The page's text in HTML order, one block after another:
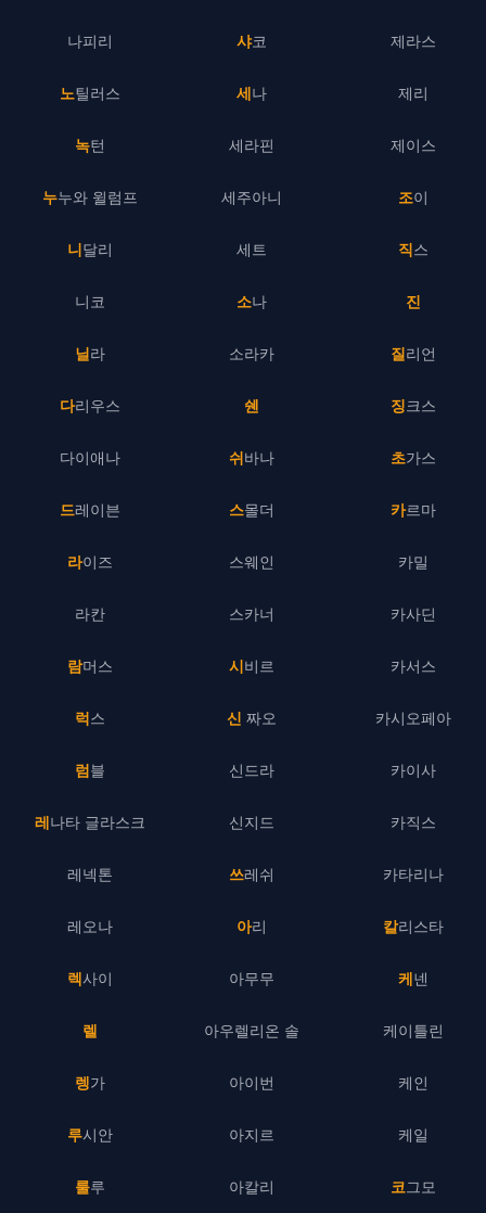
나피리
노틸러스
녹턴
누누와 윌럼프
니달리
니코
닐라
다리우스
다이애나
드레이븐
라이즈
라칸
람머스
럭스
럼블
레나타 글라스크
레넥톤
레오나
렉사이
렐
렝가
루시안
룰루
샤코
세나
세라핀
세주아니
세트
소나
소라카
쉔
쉬바나
스몰더
스웨인
스카너
시비르
신 짜오
신드라
신지드
쓰레쉬
아리
아무무
아우렐리온 솔
아이번
아지르
아칼리
제라스
제리
제이스
조이
직스
진
질리언
징크스
초가스
카르마
카밀
카사딘
카서스
카시오페아
카이사
카직스
카타리나
칼리스타
케넨
케이틀린
케인
케일
코그모